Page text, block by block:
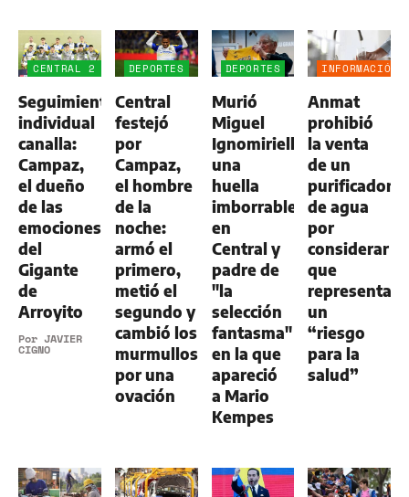
CENTRAL 2
ALDOSIVI
1
Seguimiento
individual
canalla:
Campaz,
el dueño
de las
emociones
del
Gigante
de
Arroyito
Por JAVIER
CIGNO
DEPORTES
Central
festejó
por
Campaz,
el hombre
de la
noche:
armó el
primero,
metió el
segundo y
cambió los
murmullos
por una
ovación
DEPORTES
Murió
Miguel
Ignomiriello:
una
huella
imborrable
en
Central y
padre de
"la
selección
fantasma"
en la que
apareció
a Mario
Kempes
INFORMACIÓN
Anmat
prohibió
la venta
de un
purificador
de agua
por
considerar
que
representa
un
“riesgo
para la
salud”